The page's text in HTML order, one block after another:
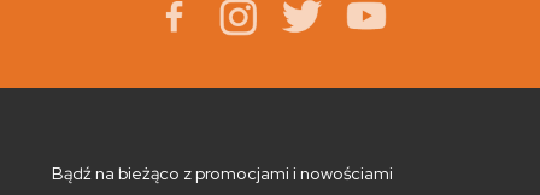
Bądź na bieżąco z promocjami i nowościami